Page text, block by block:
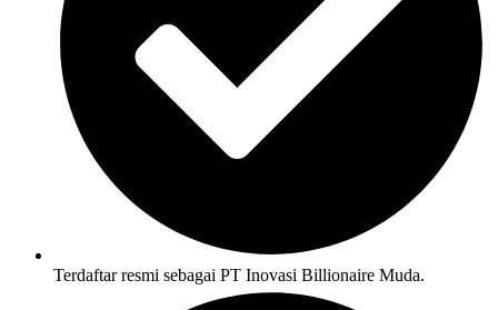
Terdaftar resmi sebagai PT Inovasi Billionaire Muda.